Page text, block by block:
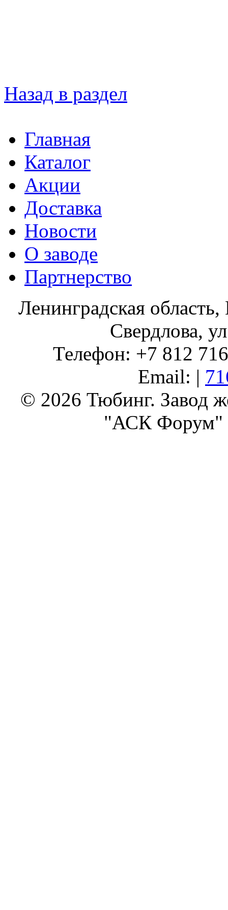
Назад в раздел
Главная
Каталог
Акции
Доставка
Новости
О заводе
Партнерство
Ленинградская
Свердлова,
Телефон: +7 812
Email: |
© 2026 Тюбинг. Завод
"АСК Форум"